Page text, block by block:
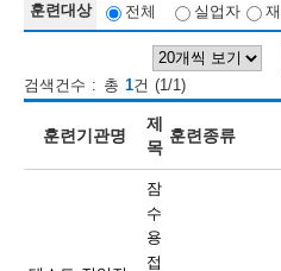
훈련대상 전체 실업자
검색건수 : 총 1건 (1/1)
훈련기관명
제
목
훈련종류
잠
수
용
접
업
훈